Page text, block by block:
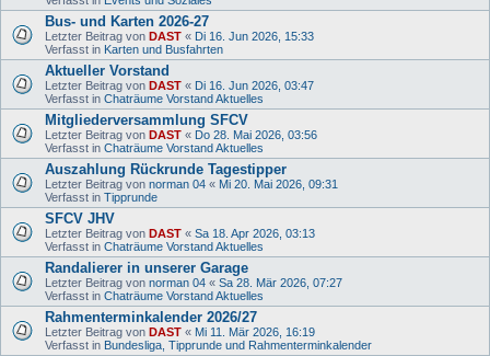
Bus- und Karten 2026-27
Letzter Beitrag von DAST « Di 16. Jun 2026, 15:33
Verfasst in Karten und Busfahrten
Aktueller Vorstand
Letzter Beitrag von DAST « Di 16. Jun 2026, 03:47
Verfasst in Chaträume Vorstand Aktuelles
Mitgliederversammlung SFCV
Letzter Beitrag von DAST « Do 28. Mai 2026, 03:56
Verfasst in Chaträume Vorstand Aktuelles
Auszahlung Rückrunde Tagestipper
Letzter Beitrag von norman 04 « Mi 20. Mai 2026, 09:31
Verfasst in Tipprunde
SFCV JHV
Letzter Beitrag von DAST « Sa 18. Apr 2026, 03:13
Verfasst in Chaträume Vorstand Aktuelles
Randalierer in unserer Garage
Letzter Beitrag von norman 04 « Sa 28. Mär 2026, 07:27
Verfasst in Chaträume Vorstand Aktuelles
Rahmenterminkalender 2026/27
Letzter Beitrag von DAST « Mi 11. Mär 2026, 16:19
Verfasst in Bundesliga, Tipprunde und Rahmenterminkalender